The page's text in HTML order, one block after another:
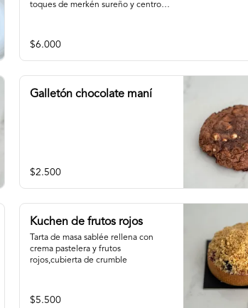
toques de merkén sureño y centro
$6.000
Galletón chocolate maní
$2.500
Kuchen de frutos rojos
Tarta de masa sablée rellena con
crema pastelera y frutos
rojos,cubierta de crumble
$5.500